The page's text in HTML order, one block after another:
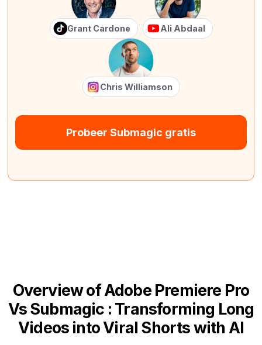
Grant Cardone Ali Abdaal
Chris Williamson
Probeer Submagic gratis
Overview of Adobe Premiere Pro
Vs Submagic : Transforming Long
Videos into Viral Shorts with AI